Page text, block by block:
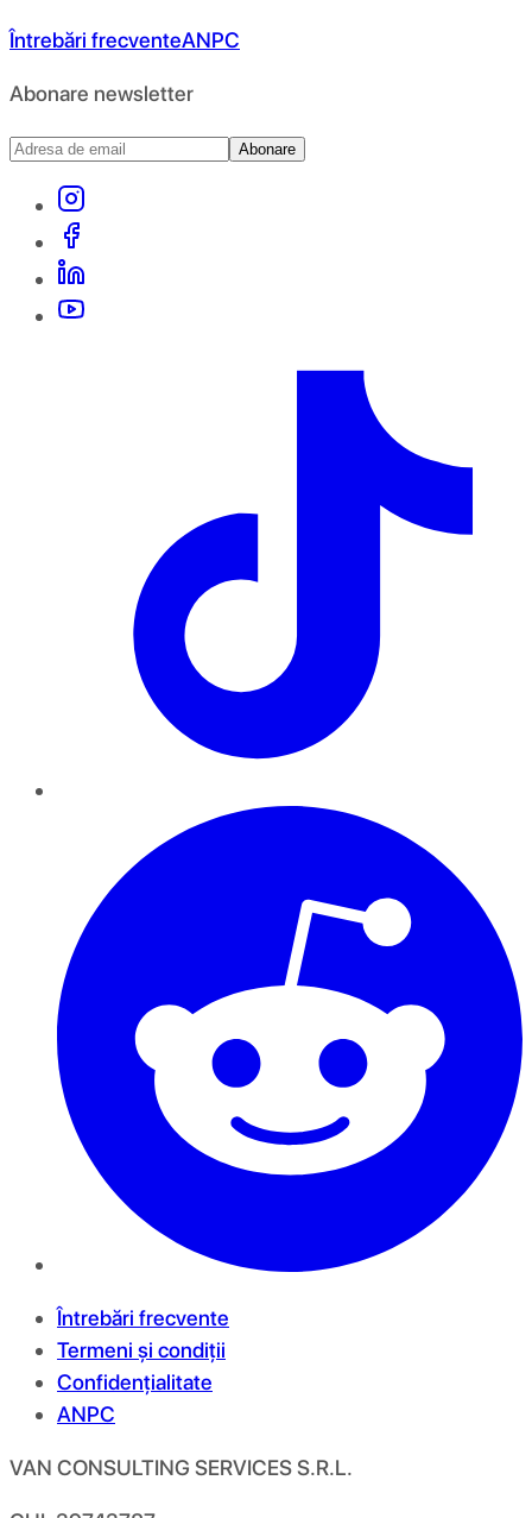
Întrebări frecventeANPC
Abonare newsletter
Abonare
Întrebări frecvente
Termeni și condiții
Confidențialitate
ANPC
VAN CONSULTING SERVICES S.R.L.